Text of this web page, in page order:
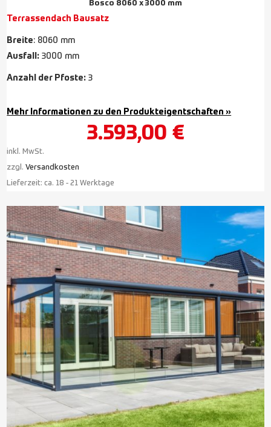
Bosco 8060 x 3000 mm
Terrassendach Bausatz
Breite: 8060 mm
Ausfall: 3000 mm
Anzahl der Pfoste: 3
Mehr Informationen zu den Produkteigentschaften »
3.593,00 €
inkl. MwSt.
zzgl.Versandkosten
Lieferzeit:ca. 18 - 21 Werktage